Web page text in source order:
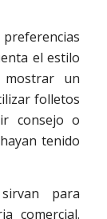
el estilo
un
folletos
consejo o
tenido
para
comercial.